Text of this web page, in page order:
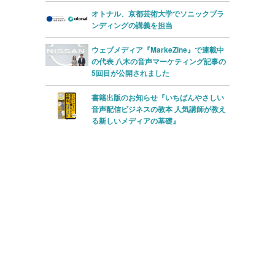
オトナル、京都芸術大学でソニックブラ
ンディングの講義を担当
ウェブメディア『MarkeZine』で連載中
の代表 八木の音声マーケティング記事の
5回目が公開されました
書籍出版のお知らせ『いちばんやさしい
音声配信ビジネスの教本 人気講師が教え
る新しいメディアの基礎』